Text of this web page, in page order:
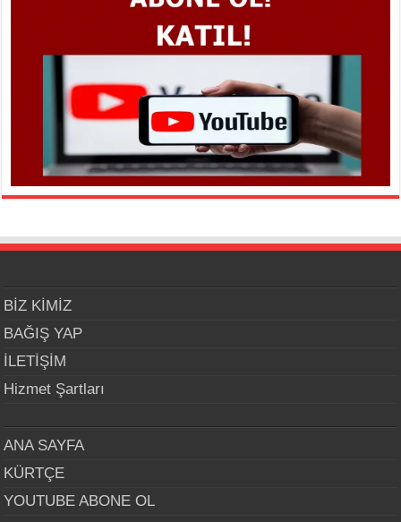
BİZ KİMİZ
BAĞIŞ YAP
İLETİŞİM
Hizmet Şartları
ANA SAYFA
KÜRTÇE
YOUTUBE ABONE OL